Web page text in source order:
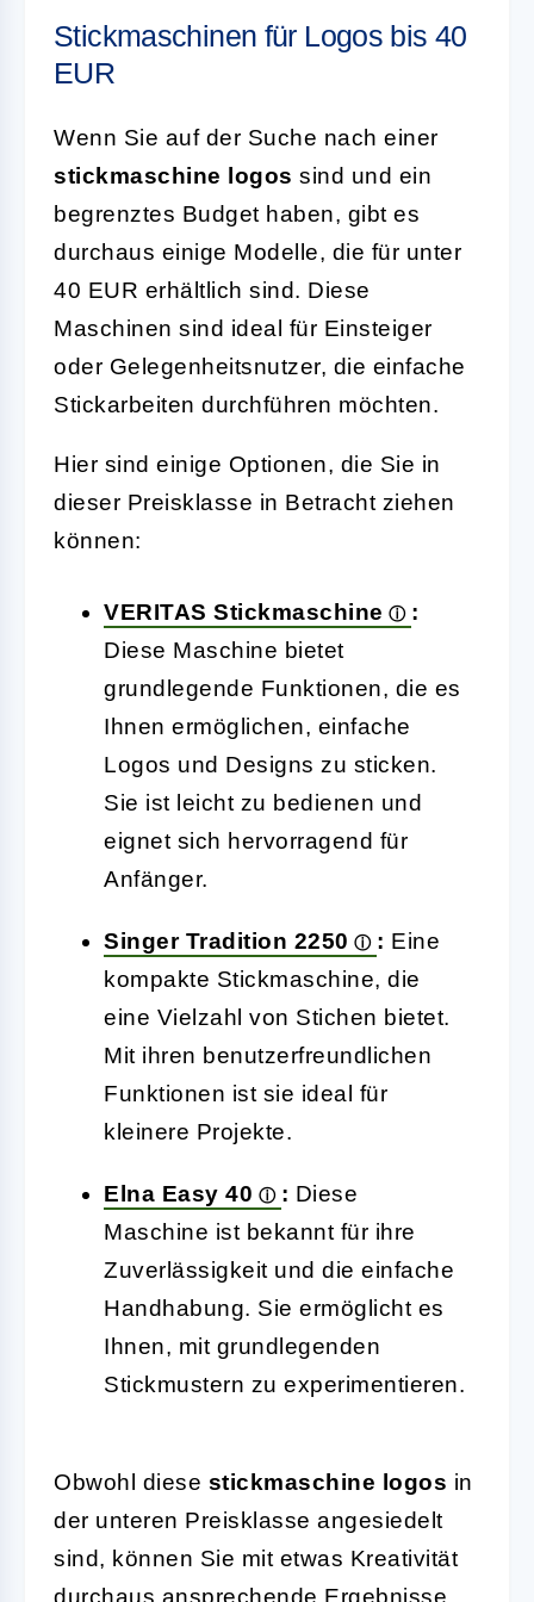
Stickmaschinen für Logos bis 40
EUR
Wenn Sie auf der Suche nach einer
stickmaschine logos sind und ein
begrenztes Budget haben, gibt es
durchaus einige Modelle, die für unter
40 EUR erhältlich sind. Diese
Maschinen sind ideal für Einsteiger
oder Gelegenheitsnutzer, die einfache
Stickarbeiten durchführen möchten.
Hier sind einige Optionen, die Sie in
dieser Preisklasse in Betracht ziehen
können:
VERITAS Stickmaschine
:
Diese Maschine bietet
grundlegende Funktionen, die es
Ihnen ermöglichen, einfache
Logos und Designs zu sticken.
Sie ist leicht zu bedienen und
eignet sich hervorragend für
Anfänger.
Singer Tradition 2250 : Eine
kompakte Stickmaschine, die
eine Vielzahl von Stichen bietet.
Mit ihren benutzerfreundlichen
Funktionen ist sie ideal für
kleinere Projekte.
Elna Easy 40 : Diese
Maschine ist bekannt für ihre
Zuverlässigkeit und die einfache
Handhabung. Sie ermöglicht es
Ihnen, mit grundlegenden
Stickmustern zu experimentieren.
Obwohl diese stickmaschine logos in
der unteren Preisklasse angesiedelt
sind, können Sie mit etwas Kreativität
durchaus ansprechende Ergebnisse